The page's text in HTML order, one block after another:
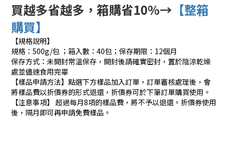
買越多省越多，箱購省10%→ 【整箱
購買】
【規格說明】
規格：500g/包 ；箱入數：40包；保存期限：12個月
保存方式：未開封常溫保存，開封後請確實密封，置於陰涼乾燥
處並儘速食用完畢
【樣品申請方法】點選下方樣品加入訂單，訂單審核處理後，會
將樣品費以折價券的形式退還，折價券可於下筆訂單購買使用。
【注意事項】 超過每月8項的樣品費，將不予以退還。折價券使用
後，隔月即可再申請免費樣品。